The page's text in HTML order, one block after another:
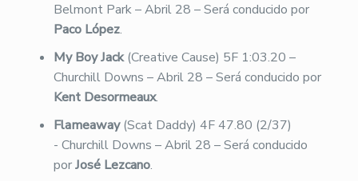
Belmont Park – Abril 28 – Será conducido por
Paco López.
My Boy Jack(Creative Cause) 5F 1:03.20 –
Churchill Downs – Abril 28 – Será conducido por
Kent Desormeaux.
Flameaway(Scat Daddy) 4F 47.80 (2/37)
- Churchill Downs – Abril 28 – Será conducido
porJosé Lezcano.